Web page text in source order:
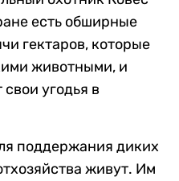
есть обширные
гектаров, которые
животными, и
угодья в
поддержания диких
живут. Им